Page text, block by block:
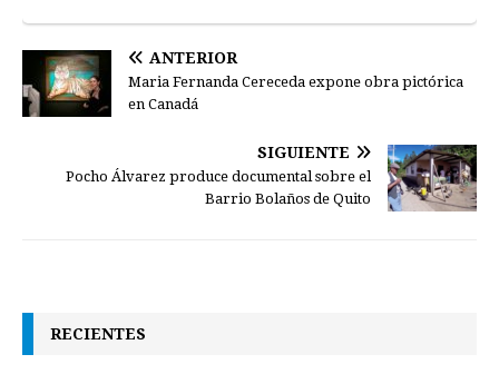
ANTERIOR
Maria Fernanda Cereceda expone obra pictórica
en Canadá
SIGUIENTE
Pocho Álvarez produce documental sobre el
Barrio Bolaños de Quito
RECIENTES